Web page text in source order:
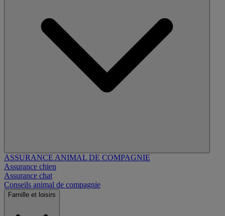
ASSURANCE ANIMAL DE COMPAGNIE
Assurance chien
Assurance chat
Conseils animal de compagnie
Famille et loisirs